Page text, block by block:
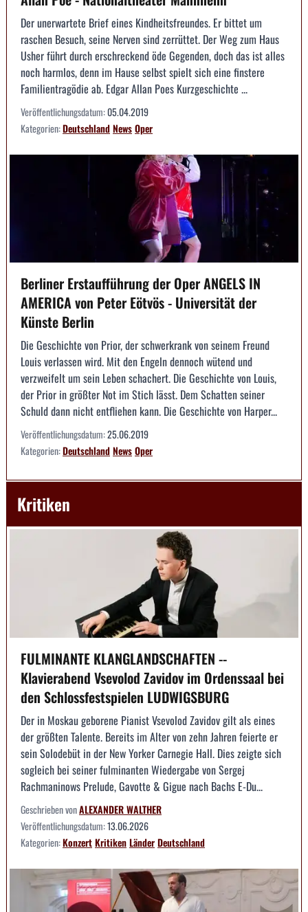
Der unerwartete Brief eines Kindheitsfreundes. Er bittet um
raschen Besuch, seine Nerven sind zerrüttet. Der Weg zum Haus
Usher führt durch erschreckend öde Gegenden, doch das ist alles
noch harmlos, denn im Hause selbst spielt sich eine finstere
Familientragödie ab. Edgar Allan Poes Kurzgeschichte ...
Veröffentlichungsdatum:05.04.2019
Kategorien:DeutschlandNewsOper
Berliner Erstaufführung der Oper ANGELS IN
AMERICA von Peter Eötvös - Universität der
Künste Berlin
Die Geschichte von Prior, der schwerkrank von seinem Freund
Louis verlassen wird. Mit den Engeln dennoch wütend und
verzweifelt um sein Leben schachert. Die Geschichte von Louis,
der Prior in größter Not im Stich lässt. Dem Schatten seiner
Schuld dann nicht entfliehen kann. Die Geschichte von Harper...
Veröffentlichungsdatum:25.06.2019
Kategorien:DeutschlandNewsOper
Kritiken
FULMINANTE KLANGLANDSCHAFTEN --
Klavierabend Vsevolod Zavidov im Ordenssaal bei
den Schlossfestspielen LUDWIGSBURG
Der in Moskau geborene Pianist Vsevolod Zavidov gilt als eines
der größten Talente. Bereits im Alter von zehn Jahren feierte er
sein Solodebüt in der New Yorker Carnegie Hall. Dies zeigte sich
sogleich bei seiner fulminanten Wiedergabe von Sergej
Rachmaninows Prelude, Gavotte & Gigue nach Bachs E-Du...
Geschrieben vonALEXANDER WALTHER
Veröffentlichungsdatum:13.06.2026
Kategorien:KonzertKritikenLänderDeutschland